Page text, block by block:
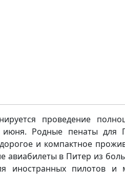
проведение
Родные пенаты для
и компактное
авиабилеты в Питер из
иностранных пилотов и